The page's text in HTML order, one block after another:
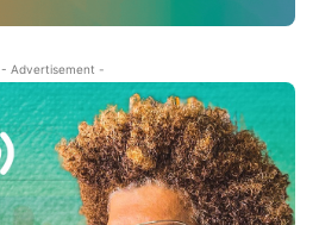
- Advertisement -